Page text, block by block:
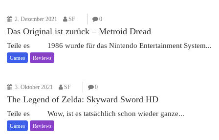
2. Dezember 2021 SF 0
Das Original ist zurück – Metroid Dread
Teile es 1986 wurde für das Nintendo Entertainment System...
Games Reviews
3. Oktober 2021 SF 0
The Legend of Zelda: Skyward Sword HD
Teile es Wow, ist es tatsächlich schon wieder ganze...
Games Reviews